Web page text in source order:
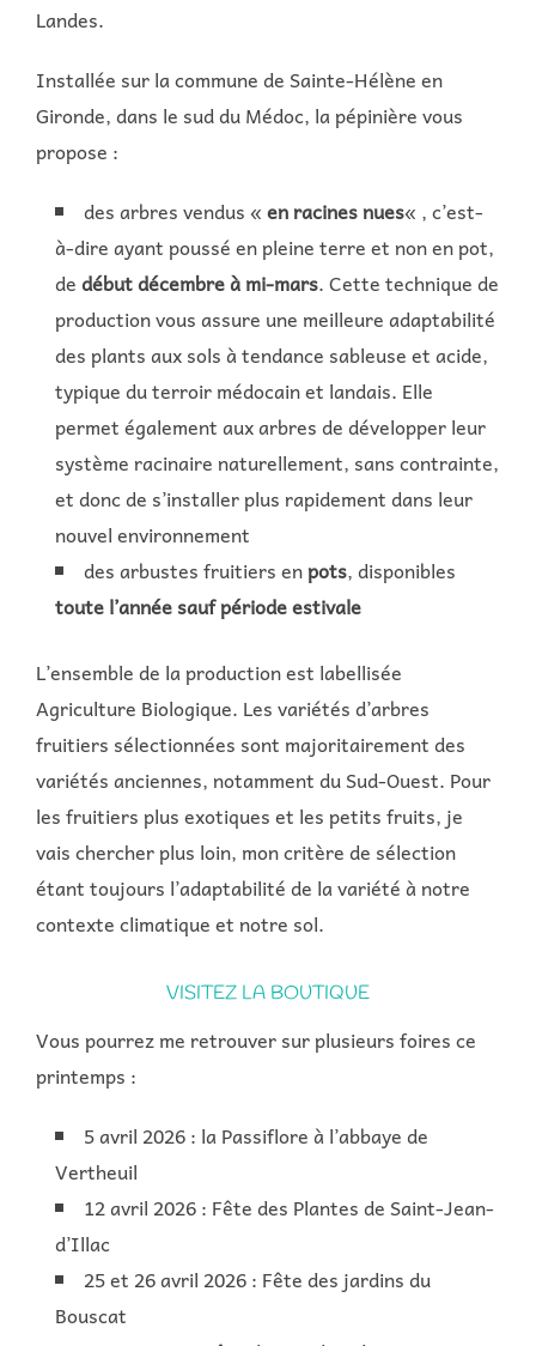
Landes.
Installée sur la commune de Sainte-Hélène en
Gironde, dans le sud du Médoc, la pépinière vous
propose :
des arbres vendus «en racines nues« , c’est-
à-dire ayant poussé en pleine terre et non en pot,
dedébut décembre à mi-mars. Cette technique de
production vous assure une meilleure adaptabilité
des plants aux sols à tendance sableuse et acide,
typique du terroir médocain et landais. Elle
permet également aux arbres de développer leur
système racinaire naturellement, sans contrainte,
et donc de s’installer plus rapidement dans leur
nouvel environnement
des arbustes fruitiers enpots, disponibles
toute l’année sauf période estivale
L’ensemble de la production est labellisée
Agriculture Biologique. Les variétés d’arbres
fruitiers sélectionnées sont majoritairement des
variétés anciennes, notamment du Sud-Ouest. Pour
les fruitiers plus exotiques et les petits fruits, je
vais chercher plus loin, mon critère de sélection
étant toujours l’adaptabilité de la variété à notre
contexte climatique et notre sol.
VISITEZ LA BOUTIQUE
Vous pourrez me retrouver sur plusieurs foires ce
printemps :
5 avril 2026 : la Passiflore à l’abbaye de
Vertheuil
12 avril 2026 : Fête des Plantes de Saint-Jean-
d’Illac
25 et 26 avril 2026 : Fête des jardins du
Bouscat